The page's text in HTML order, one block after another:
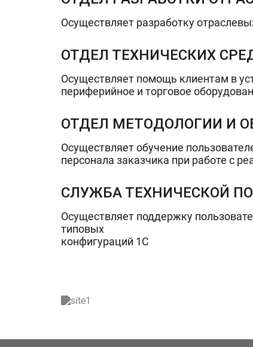
Осуществляет разработку
ОТДЕЛ ТЕХНИЧЕСКИХ
Осуществляет помощь клиентам в
периферийное и торговое
ОТДЕЛ МЕТОДОЛОГИИ И
Осуществляет обучение
персонала заказчика при работе с
СЛУЖБА ТЕХНИЧЕСКОЙ
Осуществляет поддержку
типовых
конфигураций 1С